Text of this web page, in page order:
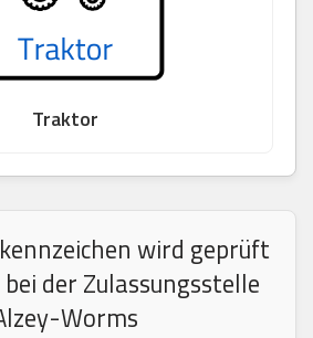
Traktor
wird geprüft
der Zulassungsstelle
Worms